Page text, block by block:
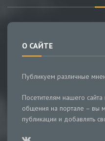
О САЙТЕ
Публикуем различные
Посетителям нашего
общения на портале – вы
публикации и добавлять